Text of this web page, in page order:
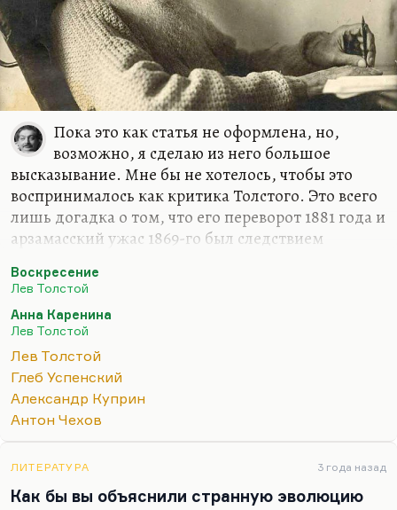
Венеция, а с другой стороны, никогда, вот здесь
я за свои слова отвечаю, никогда, ни в
двадцатые, ни в шестидесятые, не работало…
Пока это как статья не оформлена, но,
возможно, я сделаю из него большое
высказывание. Мне бы не хотелось, чтобы это
воспринималось как критика Толстого. Это всего
лишь догадка о том, что его переворот 1881 года и
арзамасский ужас 1869-го был следствием
и это бывает довольно часто – никак не
его художественными возможностями. Есть
человеку в полном объеме его творческий и
интеллектуальный потенциал. Более того, он
критичен в отношении этих болезней, он это
понимает. Глеб Успенский прекрасно понимал,
чудовищное…
Воскресение
Лев Толстой
Анна Каренина
Лев Толстой
Лев Толстой
Глеб Успенский
Александр Куприн
Антон Чехов
ЛИТЕРАТУРА 3 года назад
Как бы вы объяснили странную эволюцию